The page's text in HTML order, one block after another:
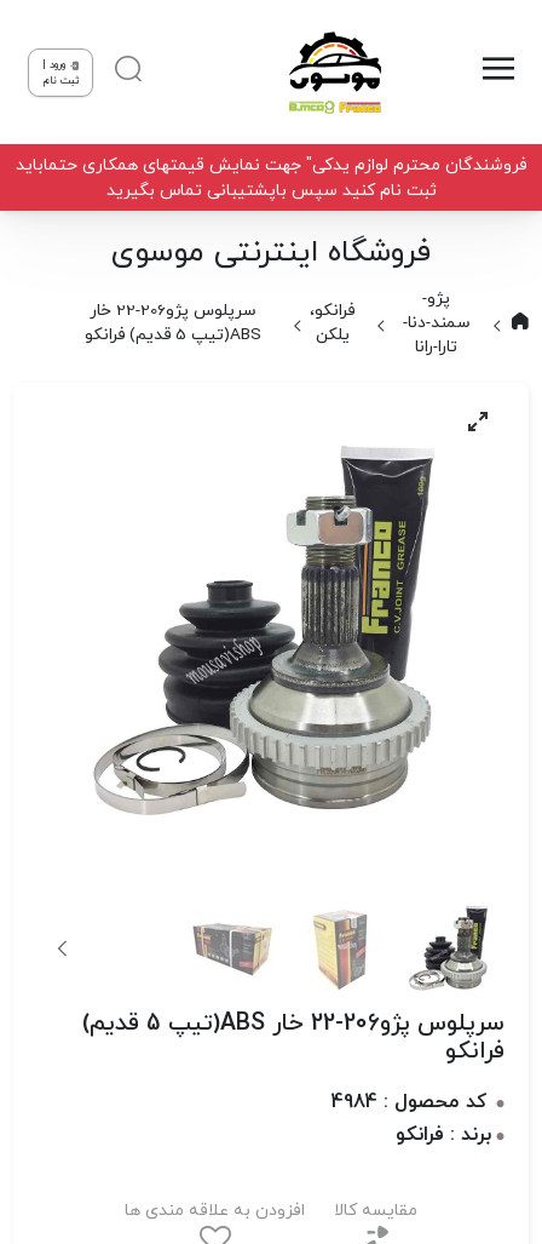
ورود |
ثبت نام
فروشندگان محترم لوازم یدکی" جهت نمایش قیمتهای همکاری حتماباید
ثبت نام کنید سپس باپشتیبانی تماس بگیرید
فروشگاه اینترنتی موسوی
پژو-
سمند-دنا-
تارا-رانا
فرانکو،
یلکن
سرپلوس پژو206-22 خار
ABS(تیپ 5 قدیم) فرانکو
سرپلوس پژو206-22 خار ABS(تیپ 5 قدیم)
فرانکو
کد محصول : 4984
برند : فرانکو
مقایسه کالا افزودن به علاقه مندی ها